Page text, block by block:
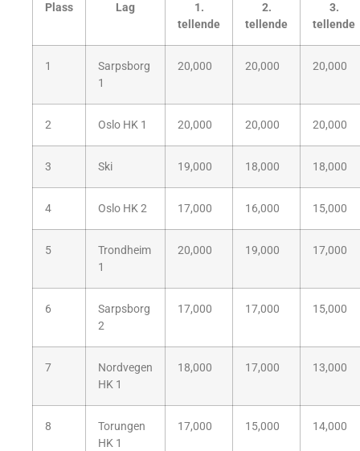
Plass Lag
1.
tellende
2.
tellende
3.
tellende
1
Sarpsborg
1
20,000 20,000 20,000
2 Oslo HK 1 20,000 20,000 20,000
3 Ski 19,000 18,000 18,000
4 Oslo HK 2 17,000 16,000 15,000
5
Trondheim
1
20,000 19,000 17,000
6
Sarpsborg
2
17,000 17,000 15,000
7
Nordvegen
HK 1
18,000 17,000 13,000
8
Torungen
HK 1
17,000 15,000 14,000